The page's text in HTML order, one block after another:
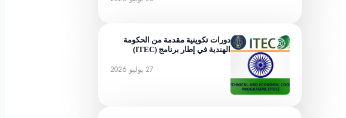
دورات تكوينية مقدمة من الحكومة
الهندية في إطار برنامج (ITEC)
27 يوليو 2026